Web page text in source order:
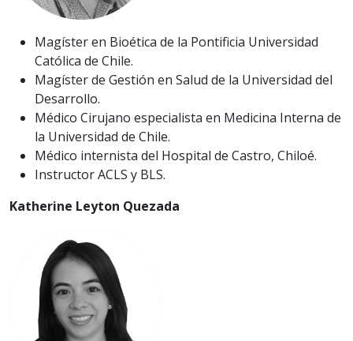
Magíster en Bioética de la Pontificia Universidad
Católica de Chile.
Magíster de Gestión en Salud de la Universidad del
Desarrollo.
Médico Cirujano especialista en Medicina Interna de
la Universidad de Chile.
Médico internista del Hospital de Castro, Chiloé.
Instructor ACLS y BLS.
Katherine Leyton Quezada